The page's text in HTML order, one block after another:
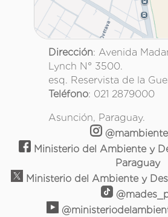
Dirección: Avenida
Lynch N° 3500.
esq. Reservista de la
Teléfono: 021 2879000
Asunción, Paraguay.
Ministerio del Ambiente y
Paraguay
Ministerio del Ambiente y